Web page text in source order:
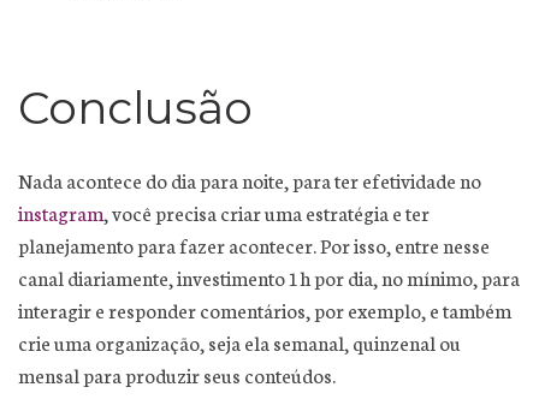
Conclusão
Nada acontece do dia para noite, para ter efetividade no
instagram, você precisa criar uma estratégia e ter
planejamento para fazer acontecer. Por isso, entre nesse
canal diariamente, investimento 1h por dia, no mínimo, para
interagir e responder comentários, por exemplo, e também
crie uma organização, seja ela semanal, quinzenal ou
mensal para produzir seus conteúdos.